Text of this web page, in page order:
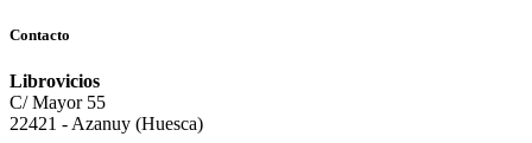
Contacto
Librovicios
C/ Mayor 55
22421 - Azanuy (Huesca)